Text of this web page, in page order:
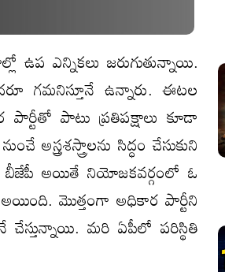
ఎన్నికలు జ‌రుగుతున్నాయి.
గ‌మ‌నిస్తూనే ఉన్నారు. ఈట‌ల
పాటు ప్ర‌తిప‌క్షాలు కూడా
సిద్ధం చేసుకుని
బీజేపీ అయితే నియోజ‌క‌వ‌ర్గంలో ఓ
అయింది. మొత్తంగా అధికార పార్టీని
చేస్తున్నాయి. మ‌రి ఏపీలో ప‌రిస్థితి